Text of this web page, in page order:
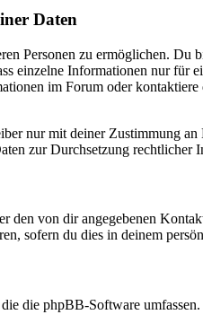
Daten
Personen zu ermöglichen.
einzelne Informationen nur für
im Forum oder
nur mit deiner Zustimmung
zur Durchsetzung rechtlicher
den von dir angegebenen
sofern du dies in deinem
die phpBB-Software